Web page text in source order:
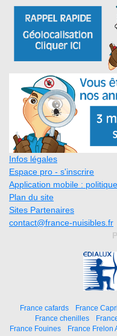
Infos légales
Espace pro - s'inscrire
Application mobile :
Plan du site
Sites Partenaires
contact@france-nuisibles.fr
France cafards France
France chenilles
France Fouines
France Frelon